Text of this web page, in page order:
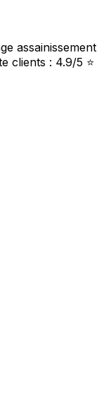
assainissement
clients : 4.9/5 ⭐